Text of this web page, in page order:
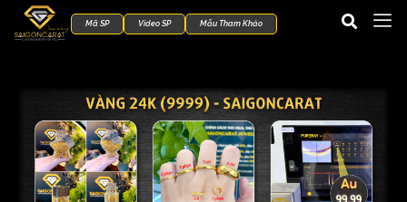
Mã SP Video SP Mẫu Tham Khảo